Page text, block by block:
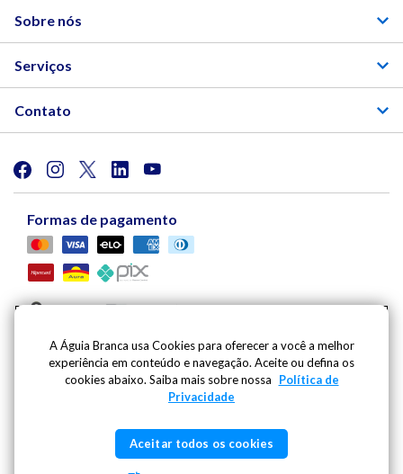
Sobre nós
Serviços
Contato
Formas de pagamento
Viação Águia Branca S.A. | Av. Mario Gurgel, 5030 |
Cariacica - ES - CEP: 29148-901 - CNPJ: 27.486.182/0001-
Inscricao Estadual: 080.444.20-2 | Whatsapp:(27) 99796-
- SAC | Telefone: 0800 725 1211 |
A Águia Branca usa Cookies para oferecer a você a melhor
experiência em conteúdo e navegação. Aceite ou defina os
cookies abaixo. Saiba mais sobre nossa
Política de
Privacidade
Aceitar todos os cookies